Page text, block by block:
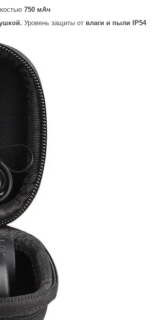
750 мАч
Уровень защиты от влаги и пыли IP54